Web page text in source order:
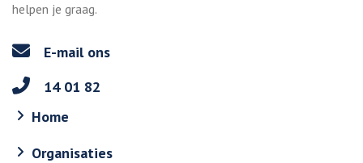
helpen je graag.
E-mail ons
14 01 82
Home
Organisaties